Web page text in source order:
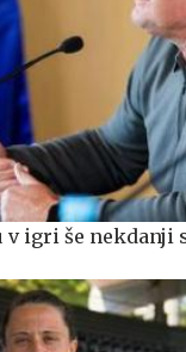
v igri še nekdanji